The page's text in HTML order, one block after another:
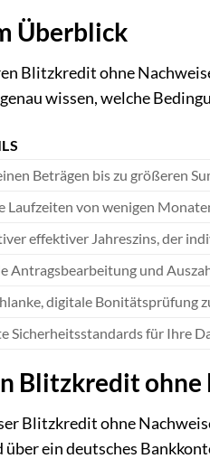
Überblick
Blitzkredit ohne
wissen, welche
Beträgen bis zu größeren
Laufzeiten von wenigen
effektiver Jahreszins, der
Antragsbearbeitung und
digitale Bonitätsprüfung
Sicherheitsstandards für Ihre
Blitzkredit ohne
Blitzkredit ohne
über ein deutsches